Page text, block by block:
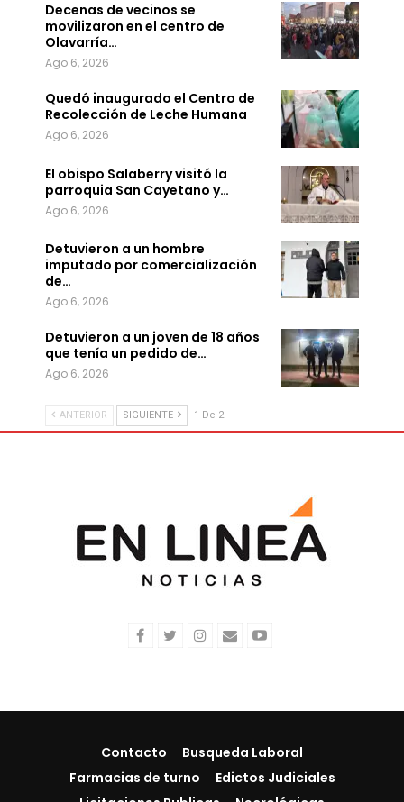
Decenas de vecinos se
movilizaron en el centro de
Olavarría…
Ago 6, 2026
Quedó inaugurado el Centro de
Recolección de Leche Humana
Ago 6, 2026
El obispo Salaberry visitó la
parroquia San Cayetano y…
Ago 6, 2026
Detuvieron a un hombre
imputado por comercialización
de…
Ago 6, 2026
Detuvieron a un joven de 18 años
que tenía un pedido de…
Ago 6, 2026
ANTERIOR SIGUIENTE 1 De 2
Contacto
Busqueda Laboral
Farmacias de turno
Edictos Judiciales